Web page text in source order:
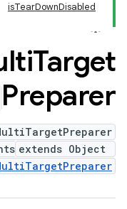
isTearDownDisabled
Target
Preparer
extends Object